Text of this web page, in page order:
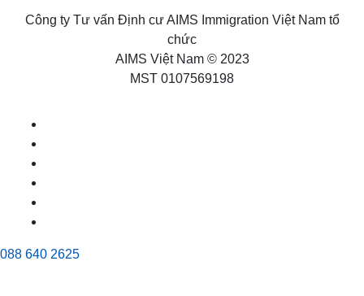
Công ty Tư vấn Định cư AIMS Immigration Việt Nam tổ
chức
AIMS Việt Nam © 2023
MST 0107569198
088 640 2625